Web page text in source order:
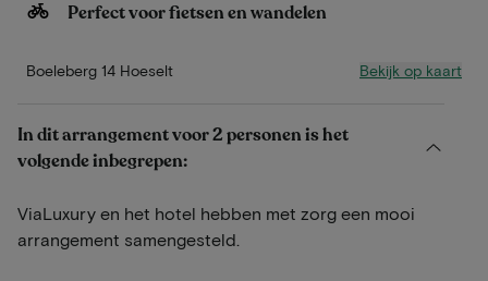
Perfect voor fietsen en wandelen
Boeleberg 14 Hoeselt Bekijk op kaart
In dit arrangement voor 2 personen is het
volgende inbegrepen:
ViaLuxury en het hotel hebben met zorg een mooi
arrangement samengesteld.